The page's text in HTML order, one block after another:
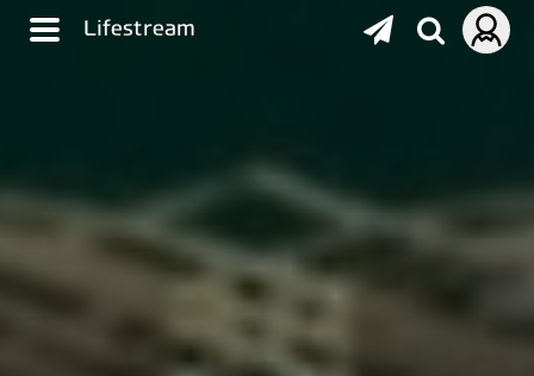
Lifestream